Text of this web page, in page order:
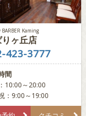
Kaming
ヶ丘店
423-3777
間
10:00～20:00
：9:00～19:00